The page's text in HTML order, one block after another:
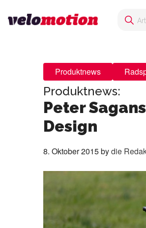
Produktnews
Produktnews:
Peter
Design
8. Oktober 2015bydie